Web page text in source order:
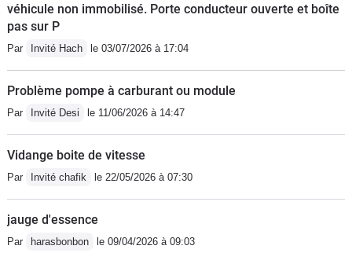
véhicule non immobilisé. Porte conducteur ouverte et boîte
pas sur P
Par Invité Hach le 03/07/2026 à 17:04
Problème pompe à carburant ou module
Par Invité Desi le 11/06/2026 à 14:47
Vidange boite de vitesse
Par Invité chafik le 22/05/2026 à 07:30
jauge d'essence
Par harasbonbon le 09/04/2026 à 09:03